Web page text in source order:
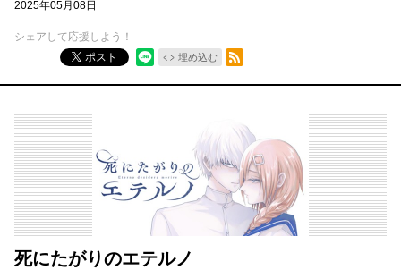
2025年05月08日
シェアして応援しよう！
ポスト
埋め込む
RSSフィード
死にたがりのエテルノ